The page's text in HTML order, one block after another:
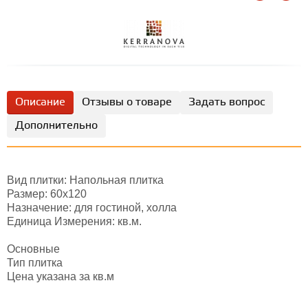
Описание Отзывы о товаре
Задать вопрос
Дополнительно
Вид плитки: Напольная плитка
Размер: 60х120
Назначение: для гостиной, холла
Единица Измерения: кв.м.
Основные
Тип плитка
Цена указана за кв.м